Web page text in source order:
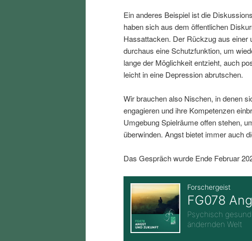
i
n
g
n
p
r
i
g
e
n
Ein anderes Beispiel ist die
haben sich aus dem öffentlichen
Hassattacken. Der Rückzug aus einer
durchaus eine Schutzfunktion, um
lange der Möglichkeit entzieht, auch
leicht in eine Depression abrutschen.
Wir brauchen also Nischen, in denen
engagieren und ihre Kompetenzen
Umgebung Spielräume offen stehen,
überwinden. Angst bietet immer auch
Das Gespräch wurde Ende Februar